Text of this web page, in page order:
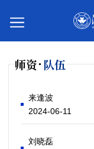
师资 队伍
来逢波
2024-06-11
刘晓磊